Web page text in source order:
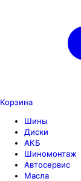
Корзина
Шины
Диски
АКБ
Шиномонтаж
Автосервис
Масла